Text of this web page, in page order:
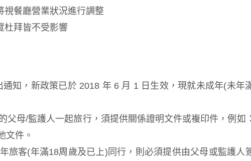
視餐廳營業狀況進行調整
杜拜皆不受影響
知，新政策已於 2018 年 6 月 1 日生效，現就未成年(未年
父母/監護人一起旅行，須提供關係證明文件或複印件，例如
文件。
旅客(年滿18周歲及已上)同行，則必須提供由父母或監護人